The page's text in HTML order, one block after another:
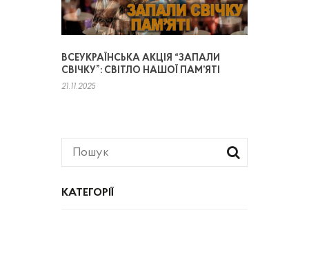
КАТЕГОРІЇ
ВСЕУКРАЇНСЬКА АКЦІЯ “ЗАПАЛИ
СВІЧКУ”: СВІТЛО НАШОЇ ПАМ’ЯТІ
21.11.2025